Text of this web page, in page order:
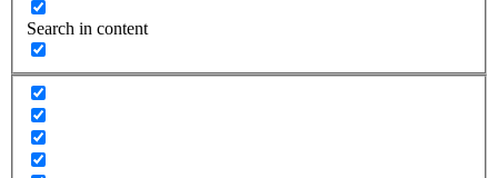
Search in content